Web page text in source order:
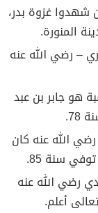
شهدوا غزوة بدر،
– رضي الله عنه
هو جابر بن عبد
الله عنه كان
سنة 85.
رضي الله عنه